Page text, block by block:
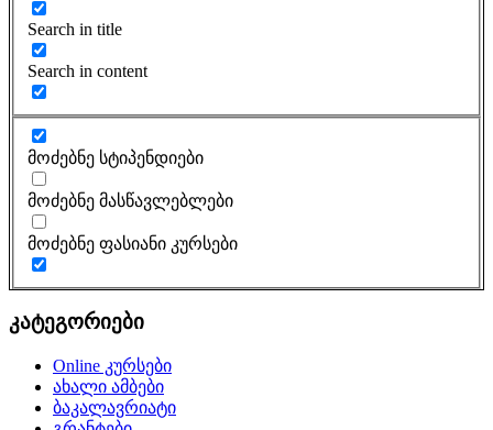
Search in title
Search in content
მოძებნე სტიპენდიები
მოძებნე მასწავლებლები
მოძებნე ფასიანი კურსები
კატეგორიები
Online კურსები
ახალი ამბები
ბაკალავრიატი